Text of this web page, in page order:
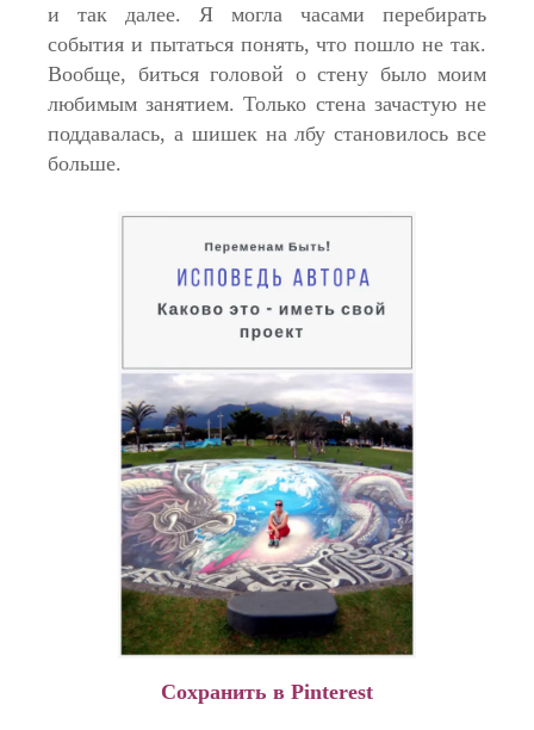
и так далее. Я могла часами перебирать
события и пытаться понять, что пошло не так.
Вообще, биться головой о стену было моим
любимым занятием. Только стена зачастую не
поддавалась, а шишек на лбу становилось все
больше.
Сохранить в Pinterest